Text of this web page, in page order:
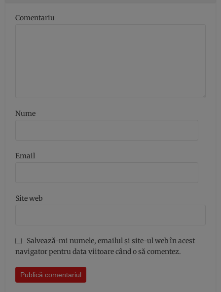
Comentariu
Nume
Email
Site web
Salvează-mi numele, emailul și site-ul web în acest
navigator pentru data viitoare când o să comentez.